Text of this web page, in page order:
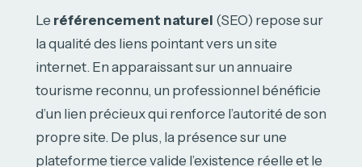
Le référencement naturel (SEO) repose sur
la qualité des liens pointant vers un site
internet. En apparaissant sur un annuaire
tourisme reconnu, un professionnel bénéficie
d’un lien précieux qui renforce l’autorité de son
propre site. De plus, la présence sur une
plateforme tierce valide l’existence réelle et le